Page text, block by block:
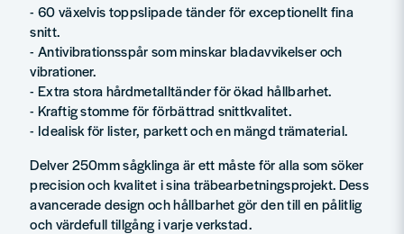
- 60 växelvis toppslipade tänder för exceptionellt fina
snitt.
- Antivibrationsspår som minskar bladavvikelser och
vibrationer.
- Extra stora hårdmetalltänder för ökad hållbarhet.
- Kraftig stomme för förbättrad snittkvalitet.
- Idealisk för lister, parkett och en mängd trämaterial.
Delver 250mm sågklinga är ett måste för alla som söker
precision och kvalitet i sina träbearbetningsprojekt. Dess
avancerade design och hållbarhet gör den till en pålitlig
och värdefull tillgång i varje verkstad.